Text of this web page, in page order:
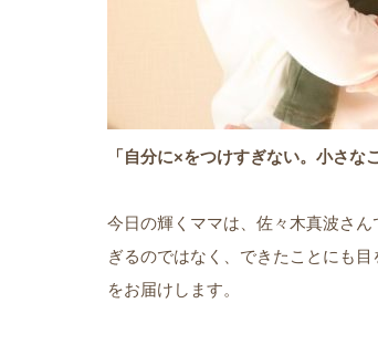
「自分に×をつけすぎない。小さな
今日の輝くママは、佐々木真波さ
ぎるのではなく、できたことにも
をお届けします。